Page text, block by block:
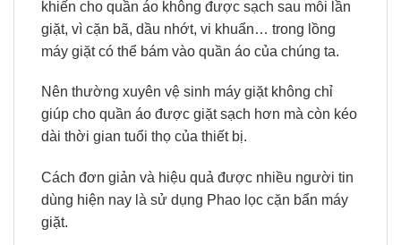
khiến cho quần áo không được sạch sau mỗi lần
giặt, vì cặn bã, dầu nhớt, vi khuẩn… trong lồng
máy giặt có thể bám vào quần áo của chúng ta.
Nên thường xuyên vệ sinh máy giặt không chỉ
giúp cho quần áo được giặt sạch hơn mà còn kéo
dài thời gian tuổi thọ của thiết bị.
Cách đơn giản và hiệu quả được nhiều người tin
dùng hiện nay là sử dụng Phao lọc cặn bẩn máy
giặt.